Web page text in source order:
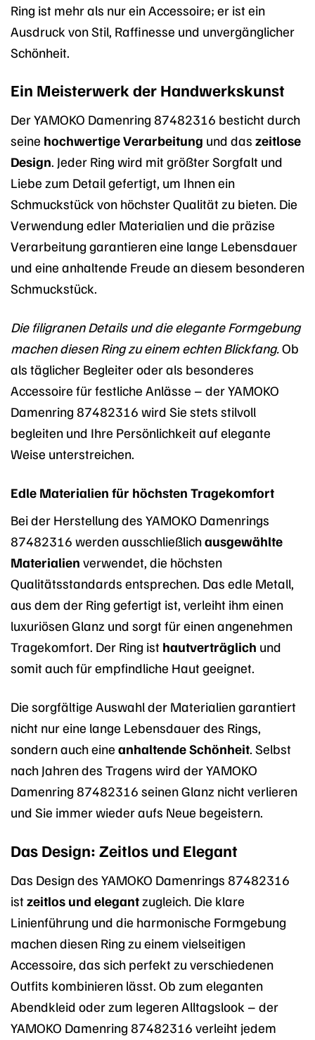
Ring ist mehr als nur ein Accessoire; er ist ein
Ausdruck von Stil, Raffinesse und unvergänglicher
Schönheit.
Ein Meisterwerk der Handwerkskunst
Der YAMOKO Damenring 87482316 besticht durch
seine hochwertige Verarbeitung und das zeitlose
Design. Jeder Ring wird mit größter Sorgfalt und
Liebe zum Detail gefertigt, um Ihnen ein
Schmuckstück von höchster Qualität zu bieten. Die
Verwendung edler Materialien und die präzise
Verarbeitung garantieren eine lange Lebensdauer
und eine anhaltende Freude an diesem besonderen
Schmuckstück.
Die filigranen Details und die elegante Formgebung
machen diesen Ring zu einem echten Blickfang.Ob
als täglicher Begleiter oder als besonderes
Accessoire für festliche Anlässe – der YAMOKO
Damenring 87482316 wird Sie stets stilvoll
begleiten und Ihre Persönlichkeit auf elegante
Weise unterstreichen.
Edle Materialien für höchsten Tragekomfort
Bei der Herstellung des YAMOKO Damenrings
87482316 werden ausschließlichausgewählte
Materialien verwendet, die höchsten
Qualitätsstandards entsprechen. Das edle Metall,
aus dem der Ring gefertigt ist, verleiht ihm einen
luxuriösen Glanz und sorgt für einen angenehmen
Tragekomfort. Der Ring ist hautverträglich und
somit auch für empfindliche Haut geeignet.
Die sorgfältige Auswahl der Materialien garantiert
nicht nur eine lange Lebensdauer des Rings,
sondern auch eine anhaltende Schönheit. Selbst
nach Jahren des Tragens wird der YAMOKO
Damenring 87482316 seinen Glanz nicht verlieren
und Sie immer wieder aufs Neue begeistern.
Das Design: Zeitlos und Elegant
Das Design des YAMOKO Damenrings 87482316
ist zeitlos und elegantzugleich. Die klare
Linienführung und die harmonische Formgebung
machen diesen Ring zu einem vielseitigen
Accessoire, das sich perfekt zu verschiedenen
Outfits kombinieren lässt. Ob zum eleganten
Abendkleid oder zum legeren Alltagslook – der
YAMOKO Damenring 87482316 verleiht jedem